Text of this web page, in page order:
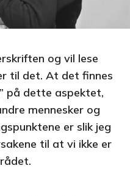
og vil lese
til det. At det finnes
på dette aspektet,
mennesker og
er slik jeg
til at vi ikke er